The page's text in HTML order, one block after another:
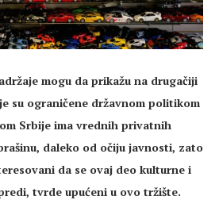
mogu da prikažu na drugačiji
su ograničene državnom politikom
Srbije ima vrednih privatnih
daleko od očiju javnosti, zato
da se ovaj deo kulturne i
tvrde upućeni u ovo tržište.